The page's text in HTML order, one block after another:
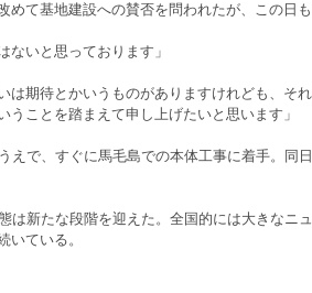
て基地建設への賛否を問われたが、この日も
はないと思っております」
期待とかいうものがありますけれども、そ
ことを踏まえて申し上げたいと思います」
で、すぐに馬毛島での本体工事に着手。同
新たな段階を迎えた。全国的には大きなニ
いている。